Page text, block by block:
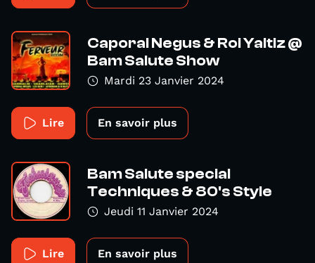
Caporal Negus & Roi Yaltiz @
Bam Salute Show
Mardi 23 Janvier 2024
Lire En savoir plus
Bam Salute special
Techniques & 80's Style
Jeudi 11 Janvier 2024
Lire En savoir plus